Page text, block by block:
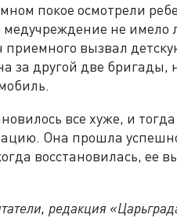
покое осмотрели
не имело
приемного вызвал
за другой две бригады,
все хуже, и
Она прошла
восстановилась, ее
редакция